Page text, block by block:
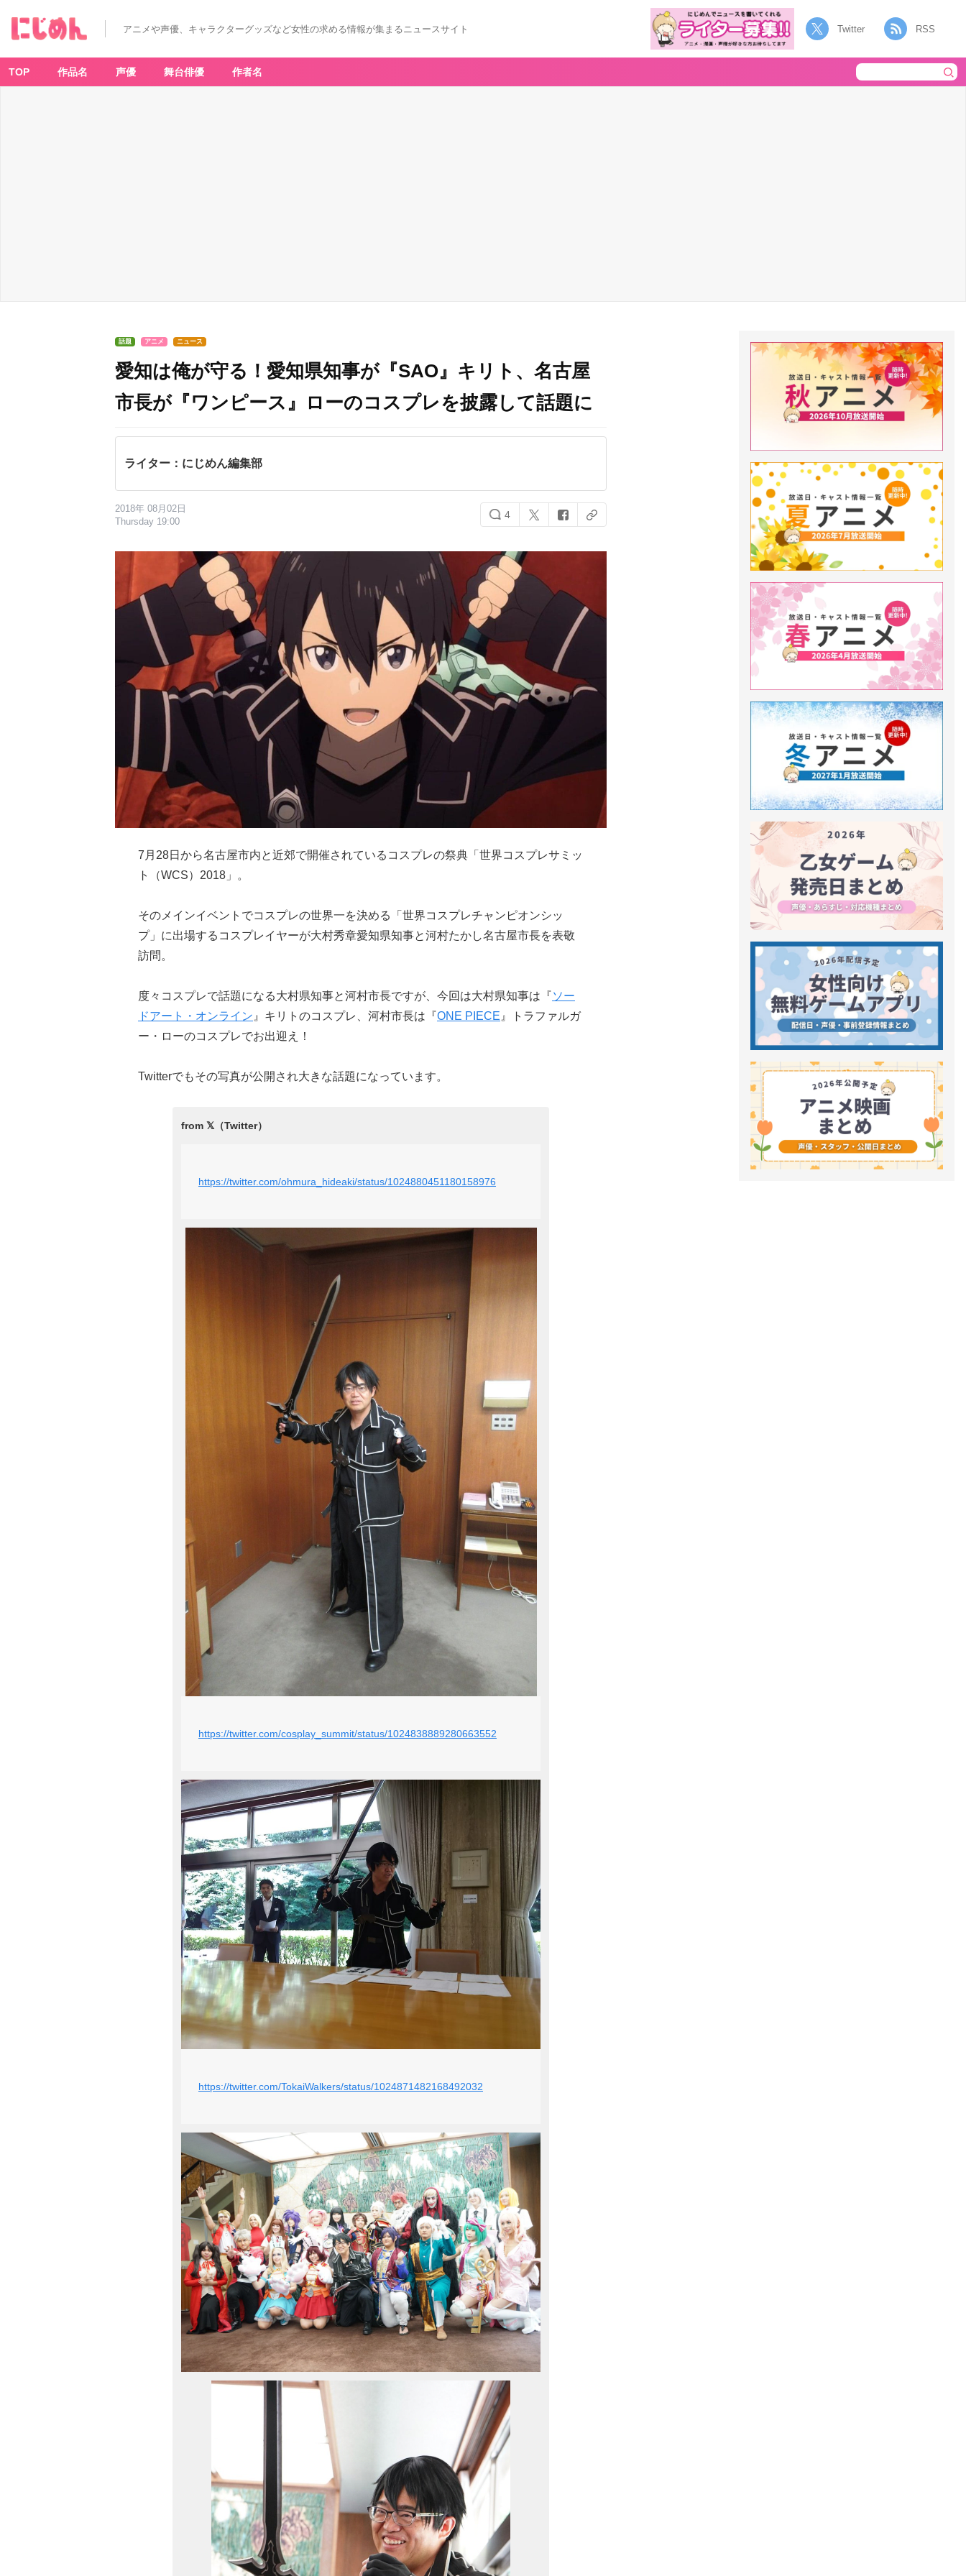
アニメや声優、キャラクターグッズなど女性の求める情報が集まるニュースサイト Twitter RSS
TOP 作品名 声優 舞台俳優 作者名
話題 アニメ ニュース
愛知は俺が守る！愛知県知事が『SAO』キリト、名古屋
市長が『ワンピース』ローのコスプレを披露して話題に
ライター：にじめん編集部
2018年 08月02日
Thursday 19:00
4
7月28日から名古屋市内と近郊で開催されているコスプレの祭典「世界コスプレサミッ
ト（WCS）2018」。
そのメインイベントでコスプレの世界一を決める「世界コスプレチャンピオンシッ
プ」に出場するコスプレイヤーが大村秀章愛知県知事と河村たかし名古屋市長を表敬
訪問。
度々コスプレで話題になる大村県知事と河村市長ですが、今回は大村県知事は『ソー
ドアート・オンライン 』キリトのコスプレ、河村市長は『ONE PIECE 』トラファルガ
ー・ローのコスプレでお出迎え！
Twitterでもその写真が公開され大きな話題になっています。
https://twitter.com/ohmura_hideaki/status/1024880451180158976
https://twitter.com/cosplay_summit/status/1024838889280663552
https://twitter.com/TokaiWalkers/status/1024871482168492032